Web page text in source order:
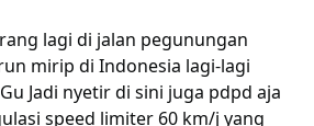
lagi di jalan pegunungan
mirip di Indonesia lagi-lagi
Jadi nyetir di sini juga pdpd aja
speed limiter 60 km/j yang